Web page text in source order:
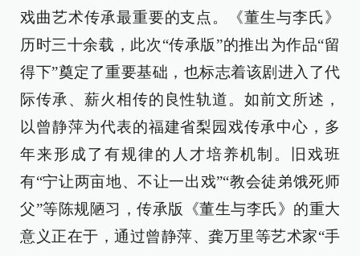
戏曲艺术传承最重要的支点。《董生与李氏》
历时三十余载，此次“传承版”的推出为作品“留
得下”奠定了重要基础，也标志着该剧进入了代
际传承、薪火相传的良性轨道。如前文所述，
以曾静萍为代表的福建省梨园戏传承中心，多
年来形成了有规律的人才培养机制。旧戏班
有“宁让两亩地、不让一出戏”“教会徒弟饿死师
父”等陈规陋习，传承版《董生与李氏》的重大
意义正在于，通过曾静萍、龚万里等艺术家“手